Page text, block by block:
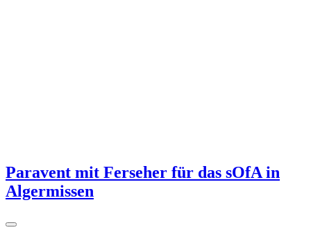
Paravent mit Ferseher für das sOfA in
Algermissen